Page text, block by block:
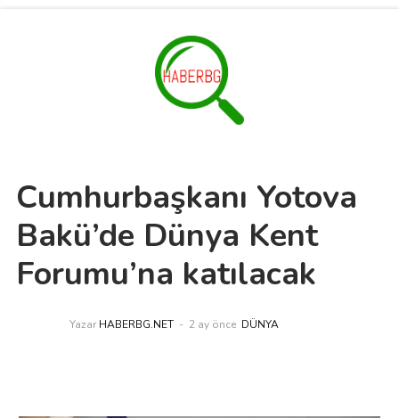
Cumhurbaşkanı Yotova
Bakü’de Dünya Kent
Forumu’na katılacak
Yazar HABERBG.NET 2 ay önce DÜNYA